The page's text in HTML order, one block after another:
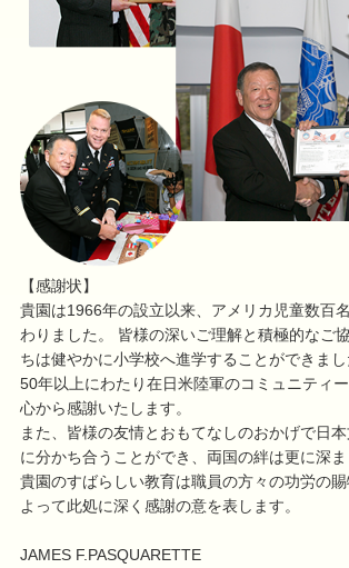
【感謝状】
貴園は1966年の設立以来、アメリカ児童数百
わりました。 皆様の深いご理解と積極的なご
ちは健やかに小学校へ進学することができまし
50年以上にわたり在日米陸軍のコミュニティ
心から感謝いたします。
また、皆様の友情とおもてなしのおかげで日
に分かち合うことができ、両国の絆は更に深ま
貴園のすばらしい教育は職員の方々の功労の賜
よって此処に深く感謝の意を表します。
JAMES F.PASQUARETTE